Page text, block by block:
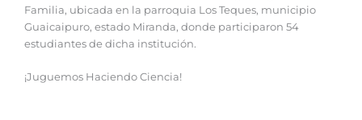
Familia, ubicada en la parroquia Los Teques, municipio
Guaicaipuro, estado Miranda, donde participaron 54
estudiantes de dicha institución.
¡Juguemos Haciendo Ciencia!